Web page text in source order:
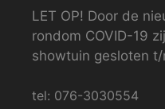
LET OP! Door de
rondom COVID-19
showtuin gesloten t/
tel: 076-3030554